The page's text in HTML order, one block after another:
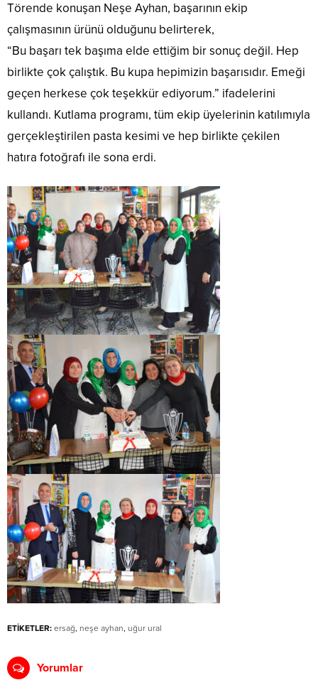
Törende konuşan Neşe Ayhan, başarının ekip
çalışmasının ürünü olduğunu belirterek,
“Bu başarı tek başıma elde ettiğim bir sonuç değil. Hep
birlikte çok çalıştık. Bu kupa hepimizin başarısıdır. Emeği
geçen herkese çok teşekkür ediyorum.” ifadelerini
kullandı. Kutlama programı, tüm ekip üyelerinin katılımıyla
gerçekleştirilen pasta kesimi ve hep birlikte çekilen
hatıra fotoğrafı ile sona erdi.
ETİKETLER: ersağ, neşe ayhan, uğur ural
Yorumlar